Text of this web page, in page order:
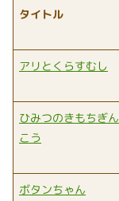
タイトル
アリとくらすむし
ひみつのきもちぎん
こう
ボタンちゃん